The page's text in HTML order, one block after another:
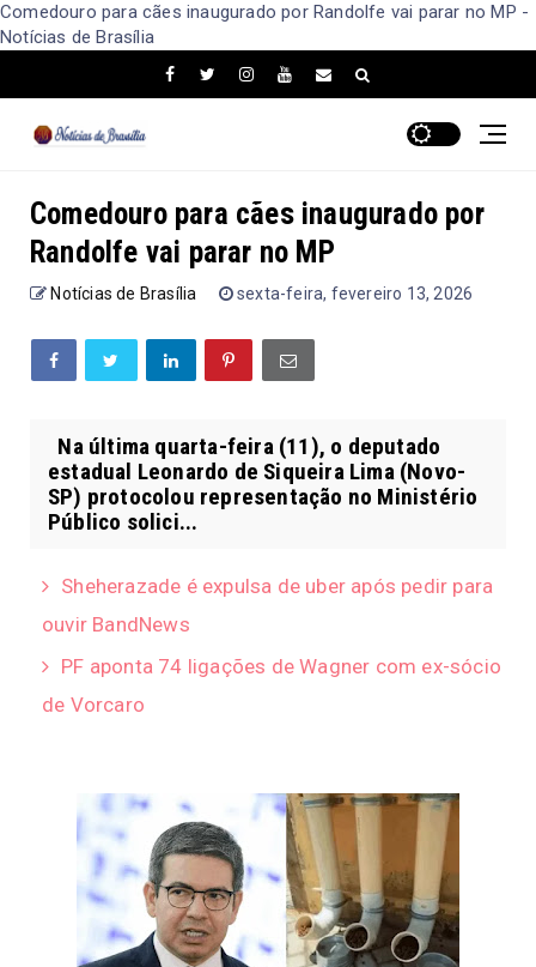
Comedouro para cães inaugurado por Randolfe vai parar no MP -
Notícias de Brasília
Comedouro para cães inaugurado por
Randolfe vai parar no MP
Notícias de Brasília sexta-feira, fevereiro 13, 2026
Na última quarta-feira (11), o deputado
estadual Leonardo de Siqueira Lima (Novo-
SP) protocolou representação no Ministério
Público solici...
Sheherazade é expulsa de uber após pedir para
ouvir BandNews
PF aponta 74 ligações de Wagner com ex-sócio
de Vorcaro